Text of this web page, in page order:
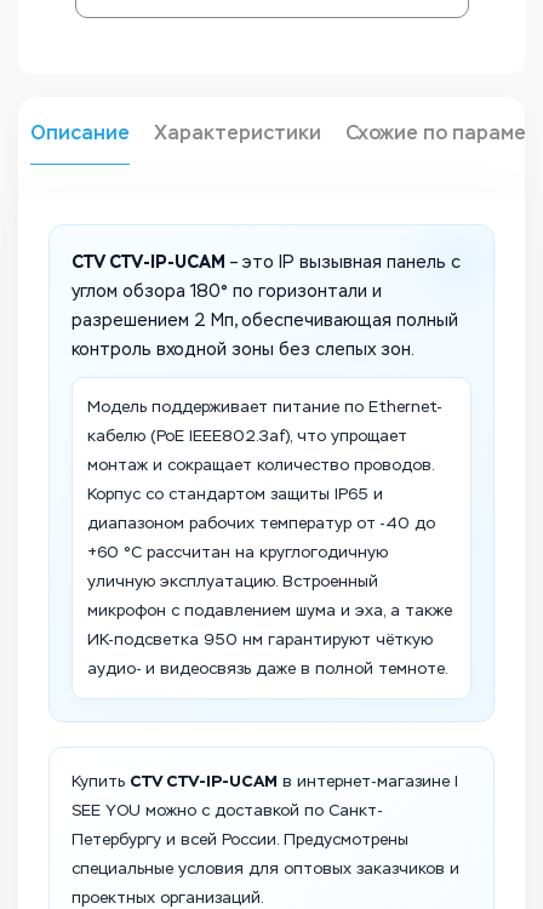
Описание Характеристики Схожие по
CTV CTV-IP-UCAM – это IP вызывная панель с
углом обзора 180° по горизонтали и
разрешением 2 Мп, обеспечивающая полный
контроль входной зоны без слепых зон.
Модель поддерживает питание по Ethernet-
кабелю (PoE IEEE802.3af), что упрощает
монтаж и сокращает количество проводов.
Корпус со стандартом защиты IP65 и
диапазоном рабочих температур от -40 до
+60 °C рассчитан на круглогодичную
уличную эксплуатацию. Встроенный
микрофон с подавлением шума и эха, а также
ИК-подсветка 950 нм гарантируют чёткую
аудио- и видеосвязь даже в полной темноте.
Купить CTV CTV-IP-UCAM в интернет-магазине I
SEE YOU можно с доставкой по Санкт-
Петербургу и всей России. Предусмотрены
специальные условия для оптовых заказчиков и
проектных организаций.